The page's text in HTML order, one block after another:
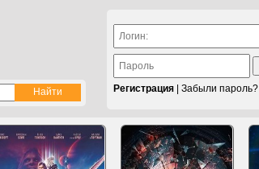
Регистрация
Забыли пароль?